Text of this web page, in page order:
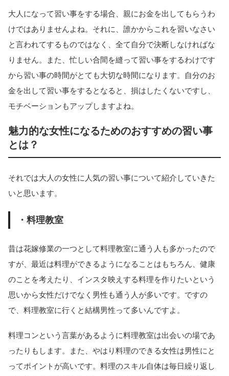
大人になって習い事をする場合、親にお金を出してもらうわ
けではありませんよね。それに、誰かからこれを習いなさい
と言われてするものではなく、全て自分で決断しなければな
りません。また、忙しい合間を縫って習い事をするわけです
から習い事の時間がとても大切な時間になります。自分のお
金を出して習い事をするとなると、損はしたくないですし、
モチベーションもアップしますよね。
魅力的な女性になるためのおすすめの習い事
とは？
それでは大人の女性に人気の習い事について紹介していきた
いと思います。
・料理教室
昔は花嫁修業の一つとして料理教室に通う人も多かったので
すが、最近は料理ができるようになることはもちろん、健康
のことを考えたり、インスタ映えする料理を作りたいという
思いから女性だけでなく男性も通う人が多いです。ですの
で、料理教室に行くと結構男性って多いんですよ。
料理コンという言葉があるように料理教室は出会いの場であ
ったりもします。また、やはり料理のできる女性は男性にと
ってポイントが高いです。料理のスキル自体は毎日繰り返し